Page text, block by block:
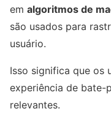
em algoritmos de
são usados para
usuário.
Isso significa que os
experiência de bate-
relevantes.